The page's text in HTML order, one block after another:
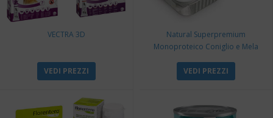
VECTRA 3D
VEDI PREZZI
Natural Superpremium
Monoproteico Coniglio e Mela
VEDI PREZZI